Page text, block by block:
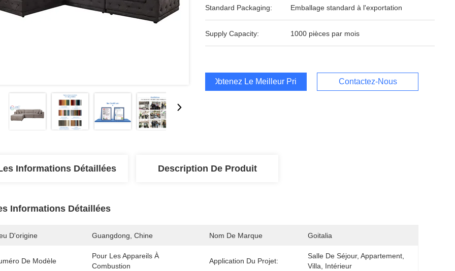
Standard Packaging: Emballage standard à l'exportation
Supply Capacity: 1000 pièces par mois
Obtenez Le Meilleur Prix Contactez-Nous
Informations Détaillées Description De Produit
Informations Détaillées
D'origine Guangdong, Chine Nom De Marque Goitalia
De Modèle
Pour Les Appareils À
Combustion
Application Du Projet:
Salle De Séjour, Appartement,
Villa, Intérieur